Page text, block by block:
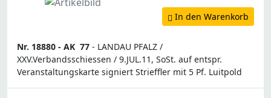
In den Warenkorb
Nr. 18880 - AK 77 - LANDAU PFALZ /
XXV.Verbandsschiessen / 9.JUL.11, SoSt. auf entspr.
Veranstaltungskarte signiert Strieffler mit 5 Pf. Luitpold